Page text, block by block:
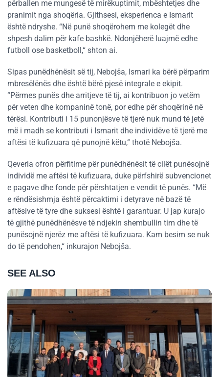
përballen me mungesë të mirëkuptimit, mbështetjes dhe
pranimit nga shoqëria. Gjithsesi, eksperienca e Ismarit
është ndryshe. “Në punë shoqërohem me kolegët dhe
shpesh dalim për kafe bashkë. Ndonjëherë luajmë edhe
futboll ose basketboll,“ shton ai.
Sipas punëdhënësit së tij, Nebojša, Ismari ka bërë përparim
mbresëlënës dhe është bërë pjesë integrale e ekipit.
“Përmes punës dhe arritjeve të tij, ai kontribuon jo vetëm
për veten dhe kompaninë tonë, por edhe për shoqërinë në
tërësi. Kontributi i 15 punonjësve të tjerë nuk mund të jetë
më i madh se kontributi i Ismarit dhe individëve të tjerë me
aftësi të kufizuara që punojnë këtu,“ thotë Nebojša.
Qeveria ofron përfitime për punëdhënësit të cilët punësojnë
individë me aftësi të kufizuara, duke përfshirë subvencionet
e pagave dhe fonde për përshtatjen e vendit të punës. “Më
e rëndësishmja është përcaktimi i detyrave në bazë të
aftësive të tyre dhe suksesi është i garantuar. U jap kurajo
të gjithë punëdhënësve të ndjekin shembullin tim dhe të
punësojnë njerëz me aftësi të kufizuara. Kam besim se nuk
do të pendohen,“ inkurajon Nebojša.
SEE ALSO